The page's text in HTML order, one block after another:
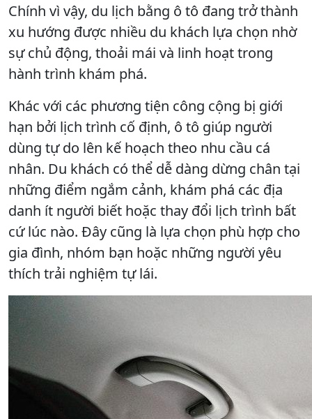
Chính vì vậy, du lịch bằng ô tô đang trở thành
xu hướng được nhiều du khách lựa chọn nhờ
sự chủ động, thoải mái và linh hoạt trong
hành trình khám phá.
Khác với các phương tiện công cộng bị giới
hạn bởi lịch trình cố định, ô tô giúp người
dùng tự do lên kế hoạch theo nhu cầu cá
nhân. Du khách có thể dễ dàng dừng chân tại
những điểm ngắm cảnh, khám phá các địa
danh ít người biết hoặc thay đổi lịch trình bất
cứ lúc nào. Đây cũng là lựa chọn phù hợp cho
gia đình, nhóm bạn hoặc những người yêu
thích trải nghiệm tự lái.